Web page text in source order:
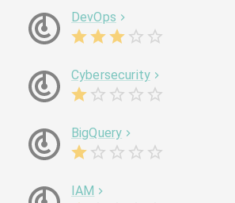
DevOps
Cybersecurity
BigQuery
IAM